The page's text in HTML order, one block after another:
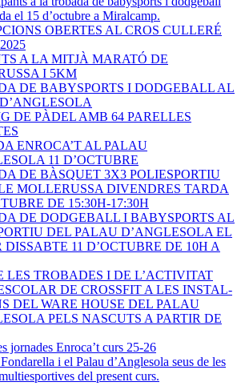
el 15 d’octubre a Miralcamp.
OBERTES AL CROS CULLERÉ
A LA MITJÀ MARATÓ DE
I 5KM
DE BABYSPORTS I DODGEBALL AL
DE PÀDEL AMB 64 PARELLES
ENROCA’T AL PALAU
11 D’OCTUBRE
DE BÀSQUET 3X3 POLIESPORTIU
MOLLERUSSA DIVENDRES TARDA
DE 15:30H-17:30H
DE DODGEBALL I BABYSPORTS AL
DEL PALAU D’ANGLESOLA EL
DISSABTE 11 D’OCTUBRE DE 10H A
LES TROBADES I DE L’ACTIVITAT
DE CROSSFIT A LES INSTAL-
DEL WARE HOUSE DEL PALAU
PELS NASCUTS A PARTIR DE
jornades Enroca’t curs 25-26
i el Palau d’Anglesola seus de les
del present curs.